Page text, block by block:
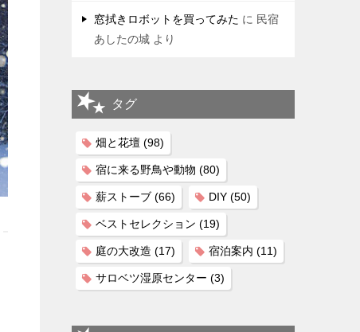
窓拭きロボットを買ってみた に 民宿
あしたの城 より
タグ
畑と花壇 (98)
宿に来る野鳥や動物 (80)
薪ストーブ (66) DIY (50)
ベストセレクション (19)
庭の大改造 (17) 宿泊案内 (11)
サロベツ湿原センター (3)